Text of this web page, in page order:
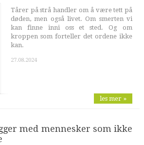
Tårer på strå handler om å være tett på
døden, men også livet. Om smerten vi
kan finne inni oss et sted. Og om
kroppen som forteller det ordene ikke
kan.
27.08.2024
les mer »
med mennesker som ikke